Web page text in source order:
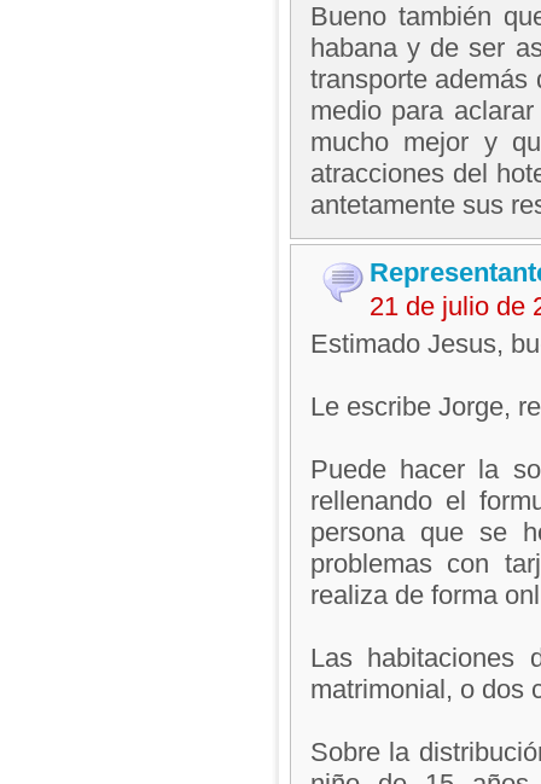
Bueno también
habana y de ser
transporte además
medio para
mucho mejor y
atracciones del
antetamente sus
21 de julio de
Estimado Jesus,
Le escribe Jorge,
Puede hacer la
rellenando el
persona que se
problemas con
realiza de forma
Las habitaciones
matrimonial, o dos
Sobre la